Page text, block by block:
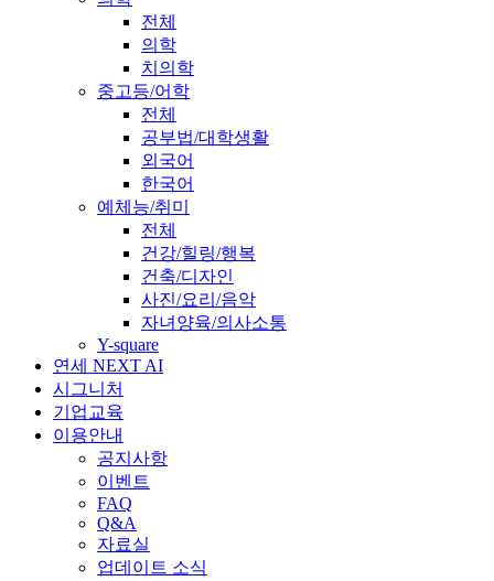
전체
의학
치의학
중고등/어학
전체
공부법/대학생활
외국어
한국어
예체능/취미
전체
건강/힐링/행복
건축/디자인
사진/요리/음악
자녀양육/의사소통
Y-square
연세 NEXT AI
시그니처
기업교육
이용안내
공지사항
이벤트
FAQ
Q&A
자료실
업데이트 소식